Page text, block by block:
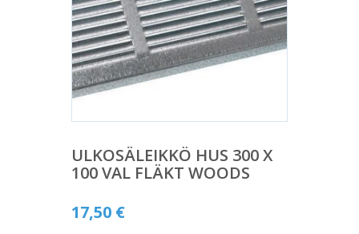
ULKOSÄLEIKKÖ HUS 300 X
100 VAL FLÄKT WOODS
17,50 €